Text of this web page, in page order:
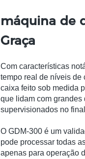
máquina de
Graça
Com características
tempo real de níveis de
caixa feito sob medida
que lidam com
supervisionados no
O GDM-300 é um
pode processar todas
apenas para operação